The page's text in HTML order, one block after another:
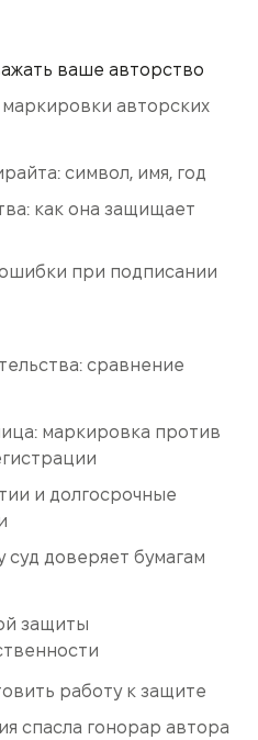
ваше авторство
авторских
символ, имя, год
как она защищает
при подписании
сравнение
маркировка против
и долгосрочные
суд доверяет бумагам
защиты
работу к защите
спасла гонорар автора